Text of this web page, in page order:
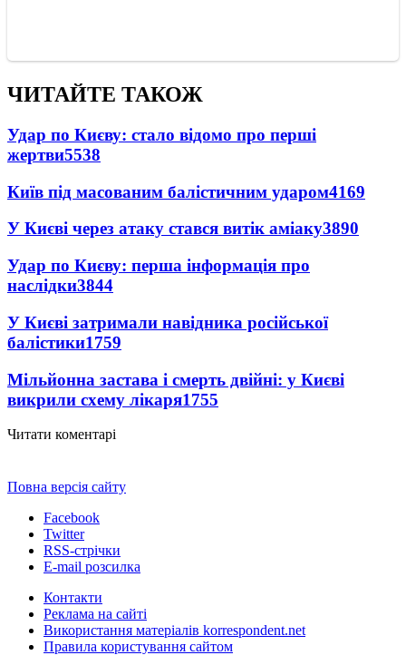
ЧИТАЙТЕ ТАКОЖ
Удар по Києву: стало відомо про перші
жертви5538
Київ під масованим балістичним ударом4169
У Києві через атаку стався витік аміаку3890
Удар по Києву: перша інформація про
наслідки3844
У Києві затримали навідника російської
балістики1759
Мільйонна застава і смерть двійні: у Києві
викрили схему лікаря1755
Читати коментарі
Повна версія сайту
Facebook
Twitter
RSS-стрічки
E-mail розсилка
Контакти
Реклама на сайті
Використання матеріалів korrespondent.net
Правила користування сайтом